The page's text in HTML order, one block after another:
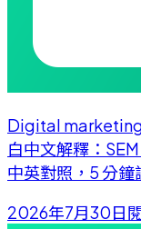
Digital marketing
白中文解釋：
中英對照，5 分鐘
2026年7月30日